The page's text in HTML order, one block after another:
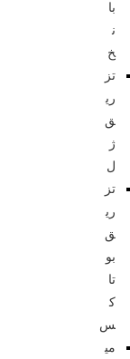
با
ن
خ
تز
ری
ق
ژ
ل
تز
ری
ق
بو
تا
ک
س
می